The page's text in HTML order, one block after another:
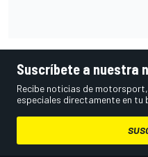
Suscríbete a nuestra
Recibe noticias de
especiales directamente en tu